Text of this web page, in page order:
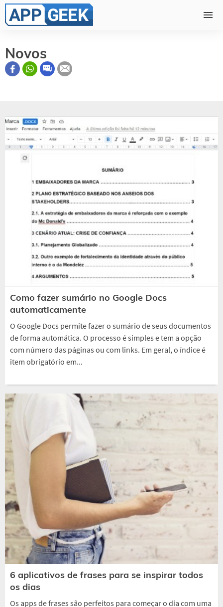
Novos
Como fazer sumário no Google Docs
automaticamente
O Google Docs permite fazer o sumário de seus documentos
de forma automática. O processo é simples e tem a opção
com número das páginas ou com links. Em geral, o índice é
item obrigatório em...
6 aplicativos de frases para se inspirar todos
os dias
Os apps de frases são perfeitos para começar o dia com uma